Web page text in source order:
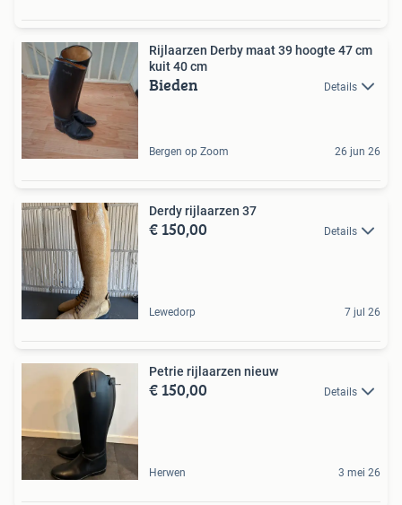
Rijlaarzen Derby maat 39 hoogte 47 cm
kuit 40 cm
Bieden Details
Bergen op Zoom 26 jun 26
Derdy rijlaarzen 37
€ 150,00 Details
Lewedorp 7 jul 26
Petrie rijlaarzen nieuw
€ 150,00 Details
Herwen 3 mei 26